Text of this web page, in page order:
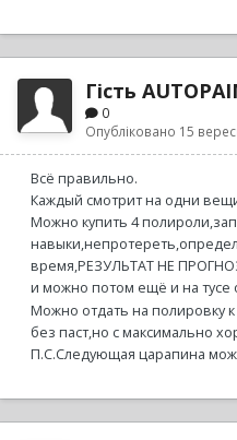
Гість
0
Опубліковано 15
Всё правильно.
Каждый смотрит на одни
Можно купить 4
время,РЕЗУЛЬТАТ НЕ
и можно потом ещё и на тусе
Можно отдать на полировку
без паст,но с максимально
П.С.Следующая царапина